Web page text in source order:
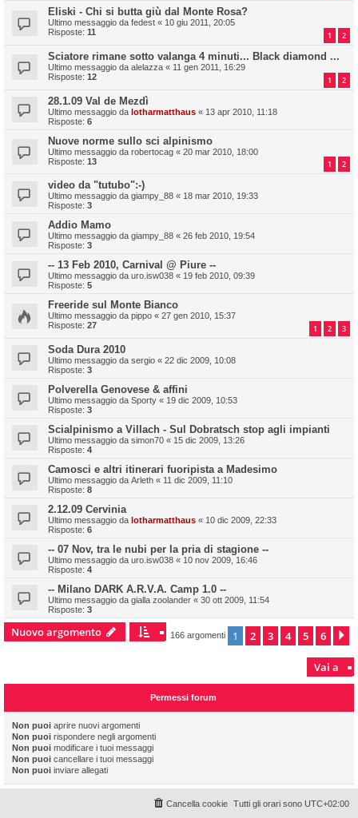
Eliski - Chi si butta giù dal Monte Rosa?
Ultimo messaggio da fedest « 10 giu 2011, 20:05
Risposte: 11 1 2
Sciatore rimane sotto valanga 4 minuti... Black diamond ...
Ultimo messaggio da alelazza « 11 gen 2011, 16:29
Risposte: 12 1 2
28.1.09 Val de Mezdì
Ultimo messaggio da lotharmatthaus « 13 apr 2010, 11:18
Risposte: 6
Nuove norme sullo sci alpinismo
Ultimo messaggio da robertocag « 20 mar 2010, 18:00
Risposte: 13 1 2
video da "tutubo":-)
Ultimo messaggio da giampy_88 « 18 mar 2010, 19:33
Risposte: 3
Addio Mamo
Ultimo messaggio da giampy_88 « 26 feb 2010, 19:54
Risposte: 3
-- 13 Feb 2010, Carnival @ Piure --
Ultimo messaggio da uro.isw038 « 19 feb 2010, 09:39
Risposte: 5
Freeride sul Monte Bianco
Ultimo messaggio da pippo « 27 gen 2010, 15:37
Risposte: 27 1 2 3
Soda Dura 2010
Ultimo messaggio da sergio « 22 dic 2009, 10:08
Risposte: 3
Polverella Genovese & affini
Ultimo messaggio da Sporty « 19 dic 2009, 10:53
Risposte: 3
Scialpinismo a Villach - Sul Dobratsch stop agli impianti
Ultimo messaggio da simon70 « 15 dic 2009, 13:26
Risposte: 4
Camosci e altri itinerari fuoripista a Madesimo
Ultimo messaggio da Arleth « 11 dic 2009, 11:10
Risposte: 8
2.12.09 Cervinia
Ultimo messaggio da lotharmatthaus « 10 dic 2009, 22:33
Risposte: 6
-- 07 Nov, tra le nubi per la pria di stagione --
Ultimo messaggio da uro.isw038 « 10 nov 2009, 16:46
Risposte: 4
-- Milano DARK A.R.V.A. Camp 1.0 --
Ultimo messaggio da gialla zoolander « 30 ott 2009, 11:54
Risposte: 3
Nuovo argomento 166 argomenti 1 2 3 4 5 6
Vai a
Permessi forum
Non puoi aprire nuovi argomenti
Non puoi rispondere negli argomenti
Non puoi modificare i tuoi messaggi
Non puoi cancellare i tuoi messaggi
Non puoi inviare allegati
Tutti gli orari sono UTC+02:00
Cancella cookie